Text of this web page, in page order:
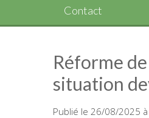
Contact
Réforme
situation
Publié le 26/08/2025